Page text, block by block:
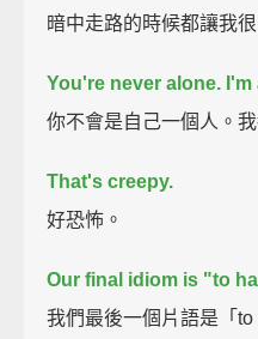
暗中走路的時候都讓我很
You're never alone.
你不會是自己一個人。
That's creepy.
好恐怖。
Our final idiom is "to
我們最後一個片語是「